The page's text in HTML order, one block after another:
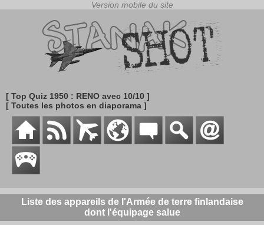
[ Top Quiz 1950 : RENO avec 10/10 ]
[ Toutes les photos en diaporama ]
Liste des appareils de l'Armée de terre finlandaise
dont l'équipage salue